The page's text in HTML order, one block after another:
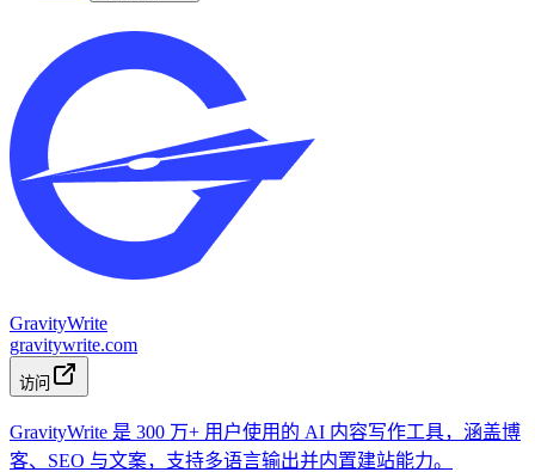
GravityWrite
gravitywrite.com
访问
GravityWrite 是 300 万+ 用户使用的 AI 内容写作工具，涵盖博
客、SEO 与文案，支持多语言输出并内置建站能力。